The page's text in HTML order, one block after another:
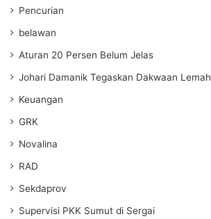
Pencurian
belawan
Aturan 20 Persen Belum Jelas
Johari Damanik Tegaskan Dakwaan Lemah
Keuangan
GRK
Novalina
RAD
Sekdaprov
Supervisi PKK Sumut di Sergai